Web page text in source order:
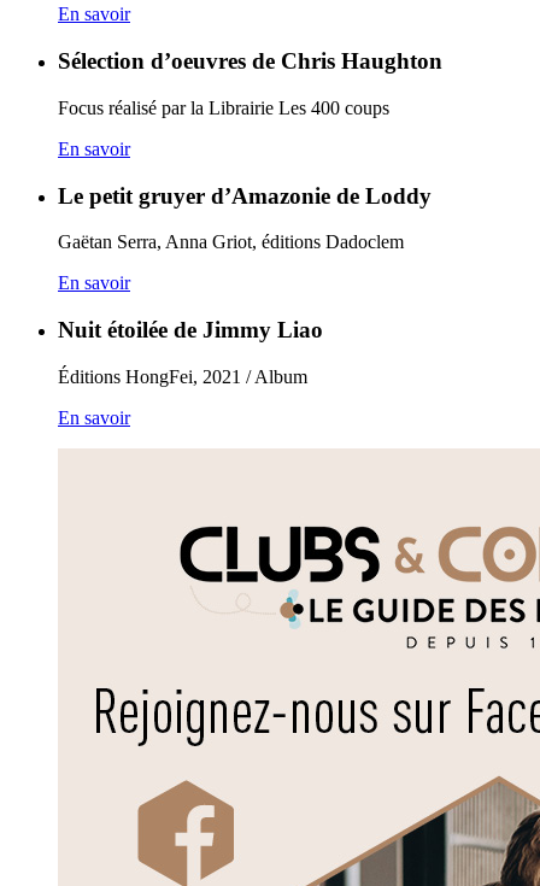
En savoir
Sélection d’oeuvres de Chris Haughton
Focus réalisé par la Librairie Les 400 coups
En savoir
Le petit gruyer d’Amazonie de Loddy
Gaëtan Serra, Anna Griot, éditions Dadoclem
En savoir
Nuit étoilée de Jimmy Liao
Éditions HongFei, 2021 / Album
En savoir